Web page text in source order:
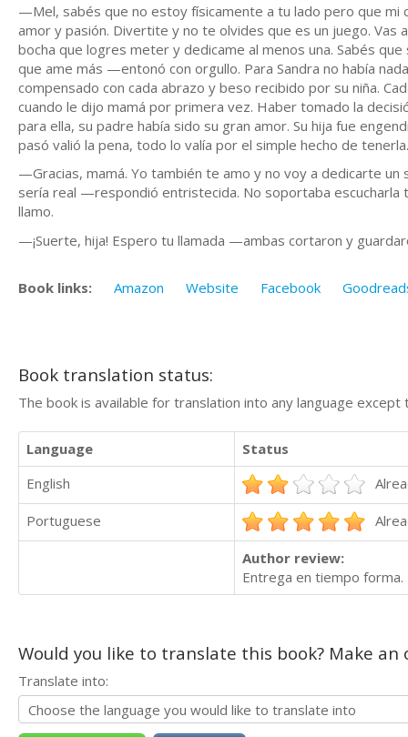
—Mel, sabés que no estoy físicamente a tu lado pero que mi
amor y pasión. Divertite y no te olvides que es un juego. Vas
bocha que logres meter y dedicame al menos una. Sabés
que ame más —entonó con orgullo. Para Sandra no había
compensado con cada abrazo y beso recibido por su niña.
cuando le dijo mamá por primera vez. Haber tomado la
para ella, su padre había sido su gran amor. Su hija fue
pasó valió la pena, todo lo valía por el simple hecho de
—Gracias, mamá. Yo también te amo y no voy a dedicarte
sería real —respondió entristecida. No soportaba
llamo.
—¡Suerte, hija! Espero tu llamada —ambas cortaron y
Book links: Amazon Website Facebook
Book translation status:
The book is available for translation into any language
Language
Status
English
Portuguese
Author review:
Entrega en tiempo
Would you like to translate this book? Make
Translate into: